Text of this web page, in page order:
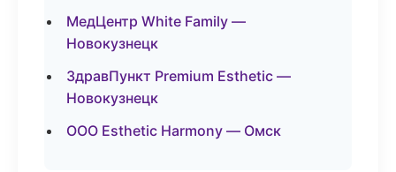
МедЦентр White Family —
Новокузнецк
ЗдравПункт Premium Esthetic —
Новокузнецк
ООО Esthetic Harmony — Омск